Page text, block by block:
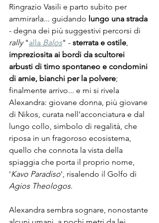
Ringrazio Vasili e parto subito per
ammirarla... guidando lungo una strada
- degna dei più suggestivi percorsi di
rally "alla Balos" - sterrata e ostile,
impreziosita ai bordi da scultorei
arbusti di timo spontaneo e condomini
di arnie, bianchi per la polvere;
finalmente arrivo... e mi si rivela
Alexandra: giovane donna, più giovane
di Nikos, curata nell'acconciatura e dal
lungo collo, simbolo di regalità, che
riposa in un fragoroso ecosistema,
quello che connota la vista della
spiaggia che porta il proprio nome,
'Kavo Paradiso', risalendo il Golfo di
Agios Theologos.
Alexandra sembra sognare, nonostante